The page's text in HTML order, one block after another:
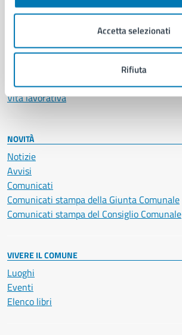
Accetta selezionati
Rifiuta
Documenti e certificati
Educazione e formazione
Imprese e commercio
Salute, benessere e assistenza
Servizi Cimiteriali
Vita lavorativa
NOVITÀ
Notizie
Avvisi
Comunicati
Comunicati stampa della Giunta Comunale
Comunicati stampa del Consiglio Comunale
VIVERE IL COMUNE
Luoghi
Eventi
Elenco libri